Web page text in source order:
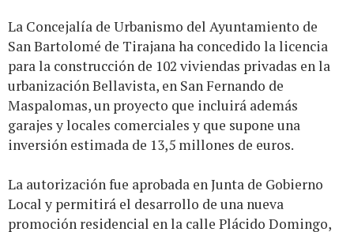
La Concejalía de Urbanismo del Ayuntamiento de
San Bartolomé de Tirajana ha concedido la licencia
para la construcción de 102 viviendas privadas en la
urbanización Bellavista, en San Fernando de
Maspalomas, un proyecto que incluirá además
garajes y locales comerciales y que supone una
inversión estimada de 13,5 millones de euros.
La autorización fue aprobada en Junta de Gobierno
Local y permitirá el desarrollo de una nueva
promoción residencial en la calle Plácido Domingo,